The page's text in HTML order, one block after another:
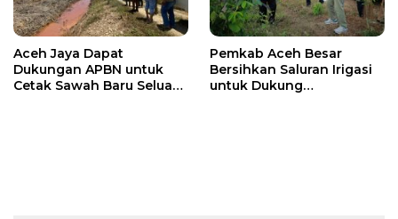
Aceh Jaya Dapat
Dukungan APBN untuk
Cetak Sawah Baru Seluas
Pemkab Aceh Besar
Bersihkan Saluran Irigasi
untuk Dukung